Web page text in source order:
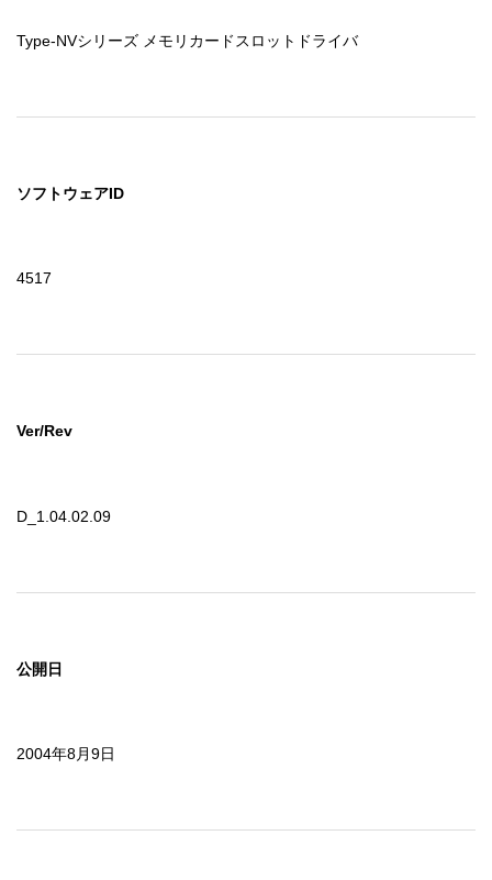
Type-NVシリーズ メモリカードスロットドライバ
ソフトウェアID
4517
Ver/Rev
D_1.04.02.09
公開日
2004年8月9日